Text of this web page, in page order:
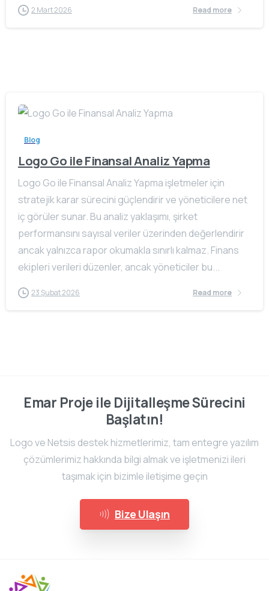
2 Mart 2026 Read more
Blog
Logo Go ile Finansal Analiz Yapma
Logo Go ile Finansal Analiz Yapma işletmeler için
stratejik karar sürecini güçlendirir ve yöneticilere net
iç görüler sunar. Bu analiz yaklaşımı, şirket
performansını sayısal veriler üzerinden değerlendirir
ancak yalnızca rapor okumakla sınırlı kalmaz. Finans
ekipleri verileri düzenler, ancak yöneticiler bu...
23 Şubat 2026 Read more
Emar Proje ile Dijitalleşme Sürecini
Başlatın!
Logo ve Netsis destek hizmetlerimiz, tam entegre yazılım
çözümlerimiz hakkında bilgi almak ve işletmenizi ileri
taşımak için bizimle iletişime geçin
Bize Ulaşın